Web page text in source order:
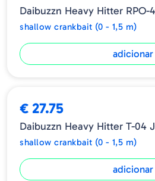
apelação, fingindo grande
local estreito que tem uma
limitada, o "duplo golpe
rápida reação ao fazer com
basses grandes e os faz
do verão ao outono e
pesca fluvial que requer
escusado será dizer,
águas barrentas, pouca luz ,
Daibuzzn Heavy Hitter RPO-
shallow crankbait (0 - 1,5 m)
adicionar
€ 27.75
Daibuzzn Heavy Hitter T-04
shallow crankbait (0 - 1,5 m)
adicionar